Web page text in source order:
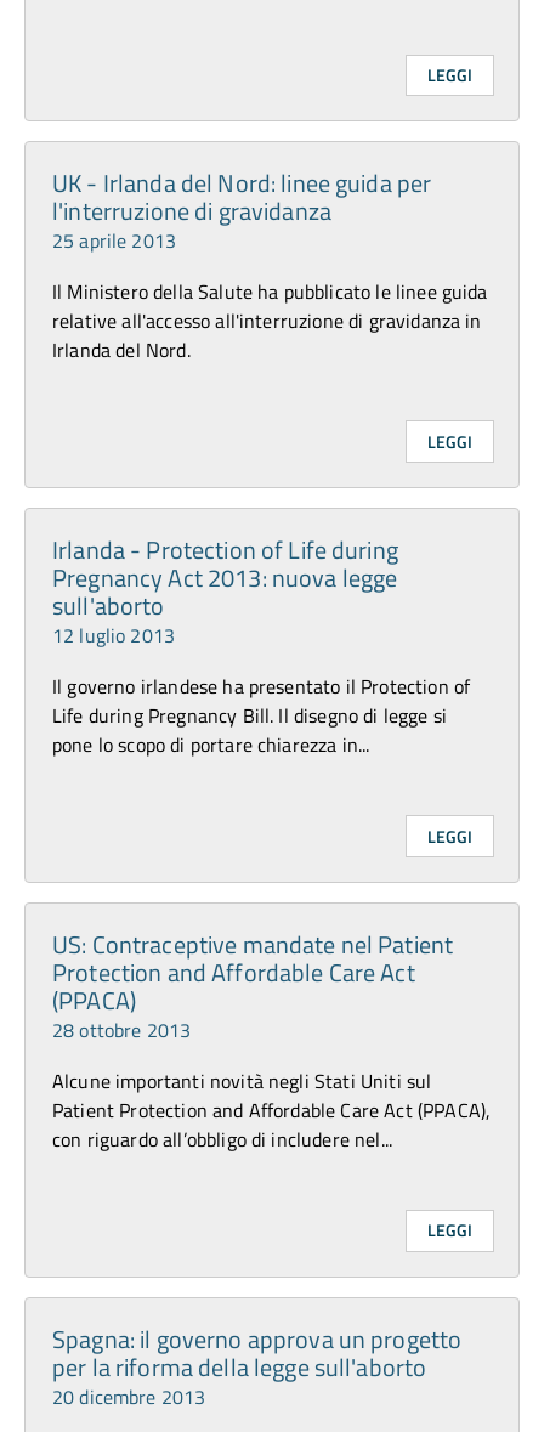
LEGGI
UK - Irlanda del Nord: linee guida per
l'interruzione di gravidanza
25 aprile 2013
Il Ministero della Salute ha pubblicato le linee guida
relative all'accesso all'interruzione di gravidanza in
Irlanda del Nord.
LEGGI
Irlanda - Protection of Life during
Pregnancy Act 2013: nuova legge
sull'aborto
12 luglio 2013
Il governo irlandese ha presentato il Protection of
Life during Pregnancy Bill. Il disegno di legge si
pone lo scopo di portare chiarezza in...
LEGGI
US: Contraceptive mandate nel Patient
Protection and Affordable Care Act
(PPACA)
28 ottobre 2013
Alcune importanti novità negli Stati Uniti sul
Patient Protection and Affordable Care Act (PPACA),
con riguardo all’obbligo di includere nel...
LEGGI
Spagna: il governo approva un progetto
per la riforma della legge sull'aborto
20 dicembre 2013